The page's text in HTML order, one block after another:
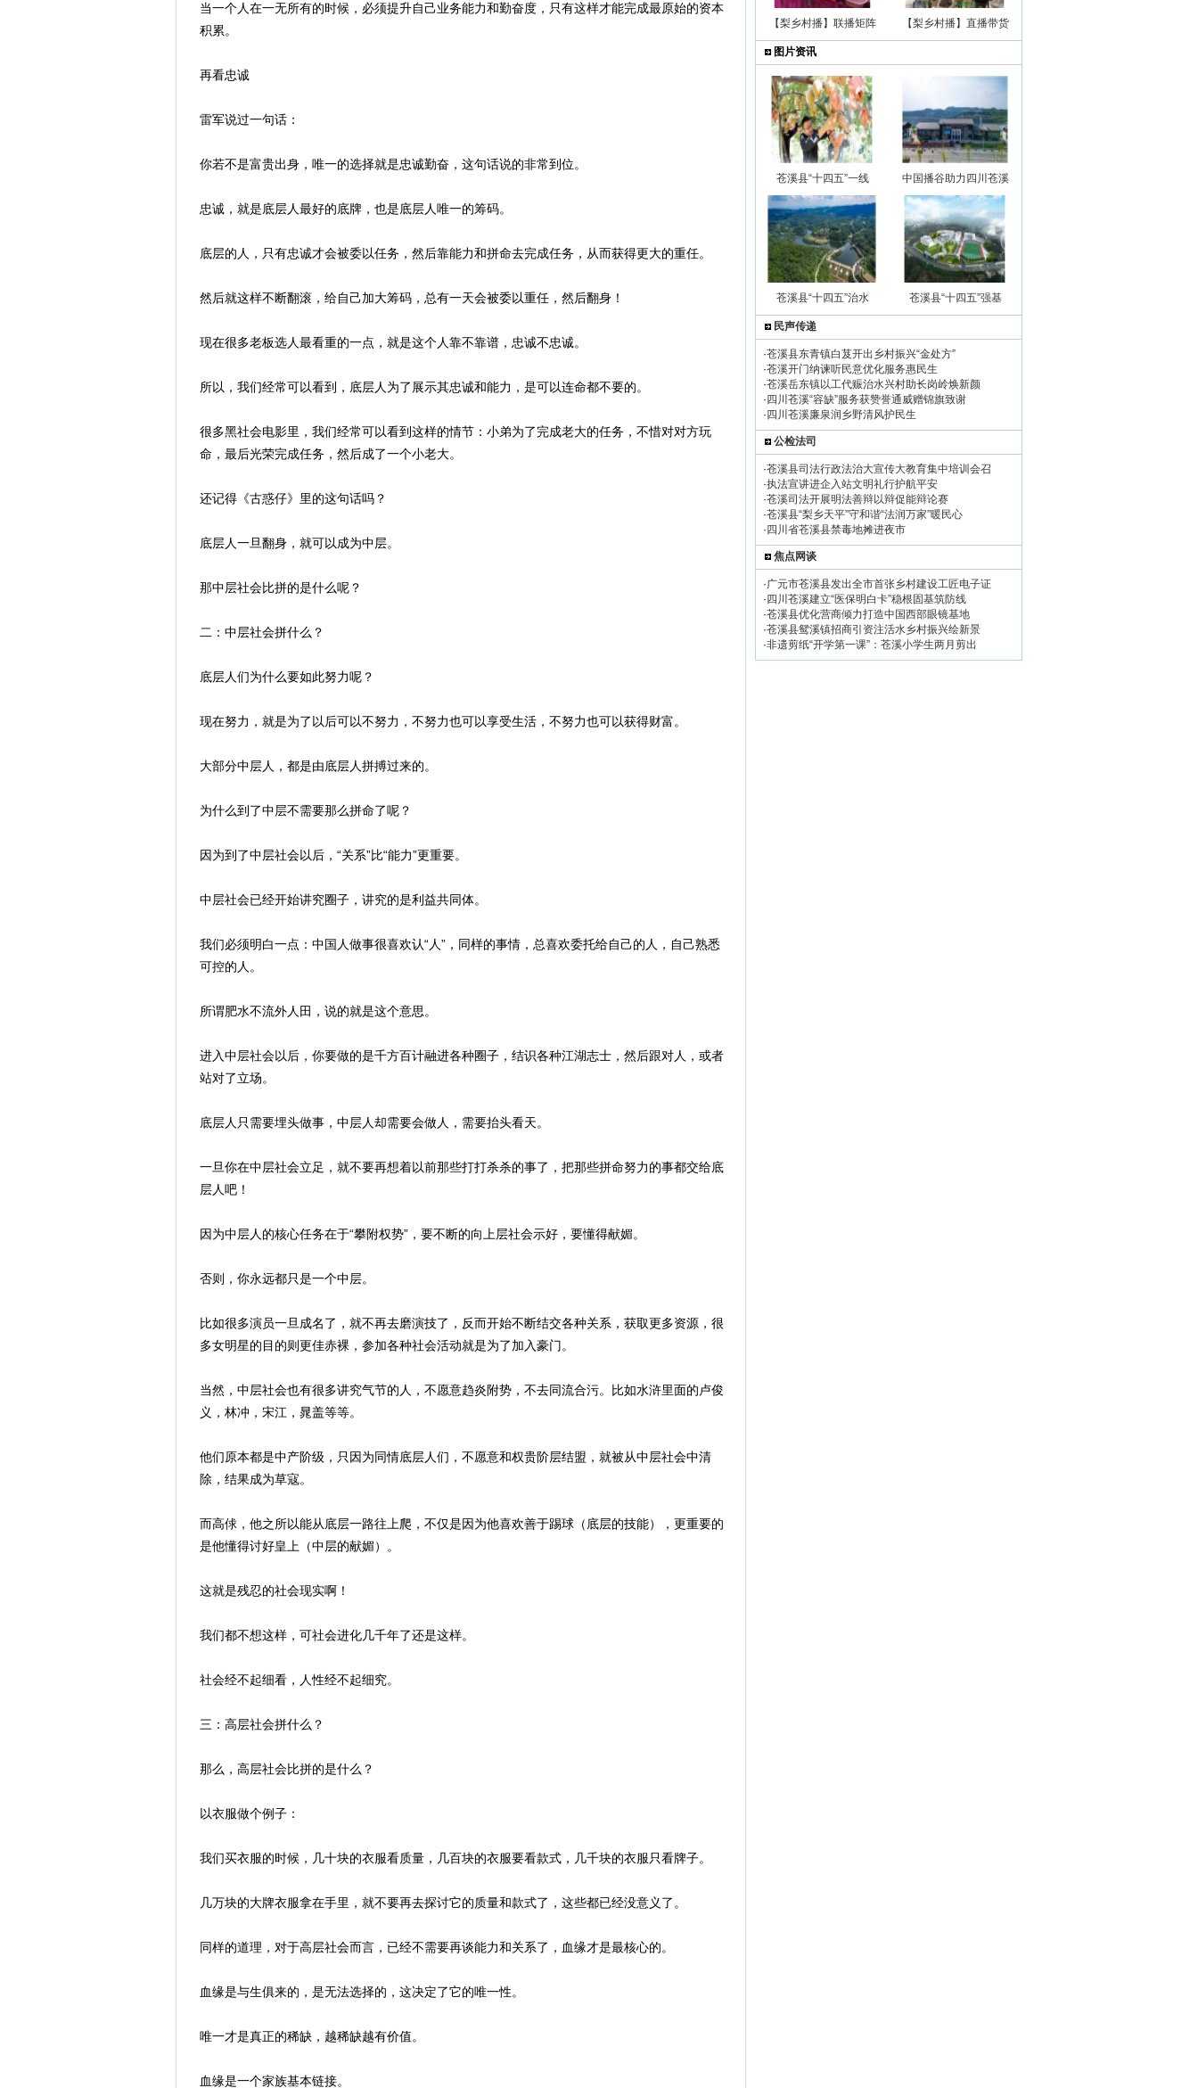
当一个人在一无所有的时候，必须提升自己业务能力和勤奋度，只有这样才能完成最原始的资本
积累。
再看忠诚
雷军说过一句话：
你若不是富贵出身，唯一的选择就是忠诚勤奋，这句话说的非常到位。
忠诚，就是底层人最好的底牌，也是底层人唯一的筹码。
底层的人，只有忠诚才会被委以任务，然后靠能力和拼命去完成任务，从而获得更大的重任。
然后就这样不断翻滚，给自己加大筹码，总有一天会被委以重任，然后翻身！
现在很多老板选人最看重的一点，就是这个人靠不靠谱，忠诚不忠诚。
所以，我们经常可以看到，底层人为了展示其忠诚和能力，是可以连命都不要的。
很多黑社会电影里，我们经常可以看到这样的情节：小弟为了完成老大的任务，不惜对对方玩
命，最后光荣完成任务，然后成了一个小老大。
还记得《古惑仔》里的这句话吗？
底层人一旦翻身，就可以成为中层。
那中层社会比拼的是什么呢？
二：中层社会拼什么？
底层人们为什么要如此努力呢？
现在努力，就是为了以后可以不努力，不努力也可以享受生活，不努力也可以获得财富。
大部分中层人，都是由底层人拼搏过来的。
为什么到了中层不需要那么拼命了呢？
因为到了中层社会以后，“关系”比“能力”更重要。
中层社会已经开始讲究圈子，讲究的是利益共同体。
我们必须明白一点：中国人做事很喜欢认“人”，同样的事情，总喜欢委托给自己的人，自己熟悉
可控的人。
所谓肥水不流外人田，说的就是这个意思。
进入中层社会以后，你要做的是千方百计融进各种圈子，结识各种江湖志士，然后跟对人，或者
站对了立场。
底层人只需要埋头做事，中层人却需要会做人，需要抬头看天。
一旦你在中层社会立足，就不要再想着以前那些打打杀杀的事了，把那些拼命努力的事都交给底
层人吧！
因为中层人的核心任务在于“攀附权势”，要不断的向上层社会示好，要懂得献媚。
否则，你永远都只是一个中层。
比如很多演员一旦成名了，就不再去磨演技了，反而开始不断结交各种关系，获取更多资源，很
多女明星的目的则更佳赤裸，参加各种社会活动就是为了加入豪门。
当然，中层社会也有很多讲究气节的人，不愿意趋炎附势，不去同流合污。比如水浒里面的卢俊
义，林冲，宋江，晁盖等等。
他们原本都是中产阶级，只因为同情底层人们，不愿意和权贵阶层结盟，就被从中层社会中清
除，结果成为草寇。
而高俅，他之所以能从底层一路往上爬，不仅是因为他喜欢善于踢球（底层的技能），更重要的
是他懂得讨好皇上（中层的献媚）。
这就是残忍的社会现实啊！
我们都不想这样，可社会进化几千年了还是这样。
社会经不起细看，人性经不起细究。
三：高层社会拼什么？
那么，高层社会比拼的是什么？
以衣服做个例子：
我们买衣服的时候，几十块的衣服看质量，几百块的衣服要看款式，几千块的衣服只看牌子。
几万块的大牌衣服拿在手里，就不要再去探讨它的质量和款式了，这些都已经没意义了。
同样的道理，对于高层社会而言，已经不需要再谈能力和关系了，血缘才是最核心的。
血缘是与生俱来的，是无法选择的，这决定了它的唯一性。
唯一才是真正的稀缺，越稀缺越有价值。
血缘是一个家族基本链接。
【梨乡村播】联播矩阵 【梨乡村播】直播带货
图片资讯
苍溪县“十四五”一线 中国播谷助力四川苍溪
苍溪县“十四五”治水 苍溪县“十四五”强基
民声传递
·苍溪县东青镇白芨开出乡村振兴“金处方”
·苍溪开门纳谏听民意优化服务惠民生
·苍溪岳东镇以工代赈治水兴村助长岗岭焕新颜
· 四川苍溪“容缺”服务获赞誉通威赠锦旗致谢
· 四川苍溪廉泉润乡野清风护民生
公检法司
·苍溪县司法行政法治大宣传大教育集中培训会召
·执法宣讲进企入站文明礼行护航平安
·苍溪司法开展明法善辩以辩促能辩论赛
·苍溪县“梨乡天平”守和谐“法润万家”暖民心
· 四川省苍溪县禁毒地摊进夜市
焦点网谈
·广元市苍溪县发出全市首张乡村建设工匠电子证
· 四川苍溪建立“医保明白卡”稳根固基筑防线
·苍溪县优化营商倾力打造中国西部眼镜基地
·苍溪县鸳溪镇招商引资注活水乡村振兴绘新景
·非遗剪纸“开学第一课”：苍溪小学生两月剪出